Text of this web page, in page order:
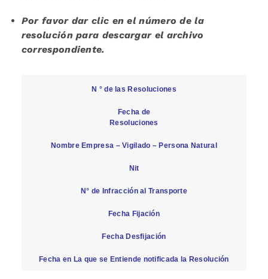
Por favor dar clic en el número de la
resolución para descargar el archivo
correspondiente.
N ° de las Resoluciones
Fecha de
Resoluciones
Nombre Empresa – Vigilado – Persona Natural
Nit
N° de Infracción al Transporte
Fecha Fijación
Fecha Desfijación
Fecha en La que se Entiende notificada la Resolución